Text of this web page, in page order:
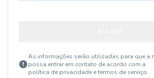
As informações serão utilizadas para que a
possa entrar em contato de acordo com a
política de privacidade e termos de serviço